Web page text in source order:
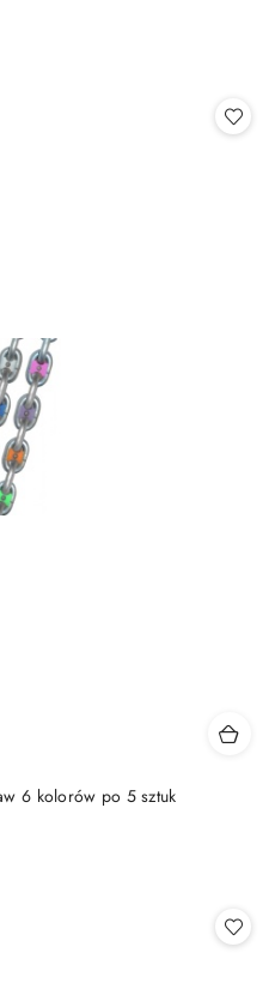
6 kolorów po 5 sztuk